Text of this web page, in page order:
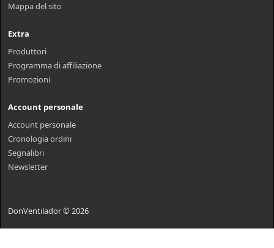
Mappa del sito
Extra
Produttori
Programma di affiliazione
Promozioni
Account personale
Account personale
Cronologia ordini
Segnalibri
Newsletter
DonVentilador © 2026